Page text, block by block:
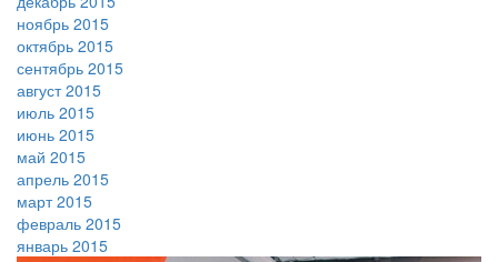
ноябрь 2015
октябрь 2015
сентябрь 2015
август 2015
июль 2015
июнь 2015
май 2015
апрель 2015
март 2015
февраль 2015
январь 2015